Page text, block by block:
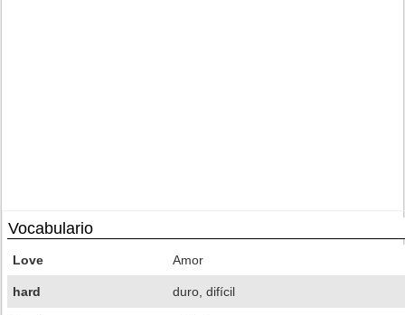
Vocabulario
Love Amor
hard duro, difícil